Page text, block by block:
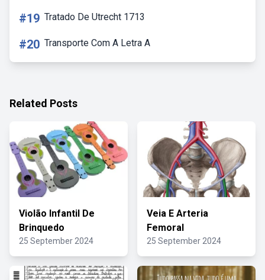
#19 Tratado De Utrecht 1713
#20 Transporte Com A Letra A
Related Posts
Violão Infantil De
Brinquedo
25 September 2024
Veia E Arteria
Femoral
25 September 2024